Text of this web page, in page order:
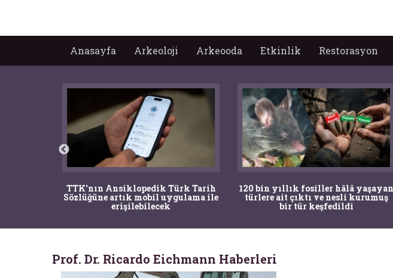
Anasayfa Arkeoloji Arkeooda Etkinlik Restorasyon
TTK'nın Ansiklopedik Türk Tarih
Sözlüğüne artık mobil uygulama ile
erişilebilecek
120 bin yıllık fosiller hâlâ yaşayan
türlere ait çıktı ve nesli kurumuş
bir tür keşfedildi
Prof. Dr. Ricardo Eichmann Haberleri